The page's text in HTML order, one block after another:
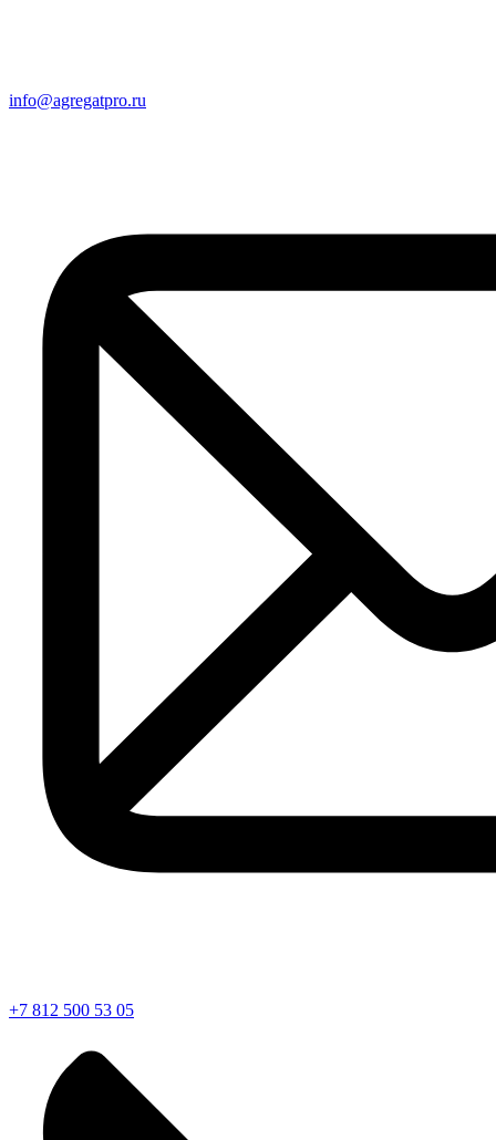
info@agregatpro.ru
+7 812 500 53 05